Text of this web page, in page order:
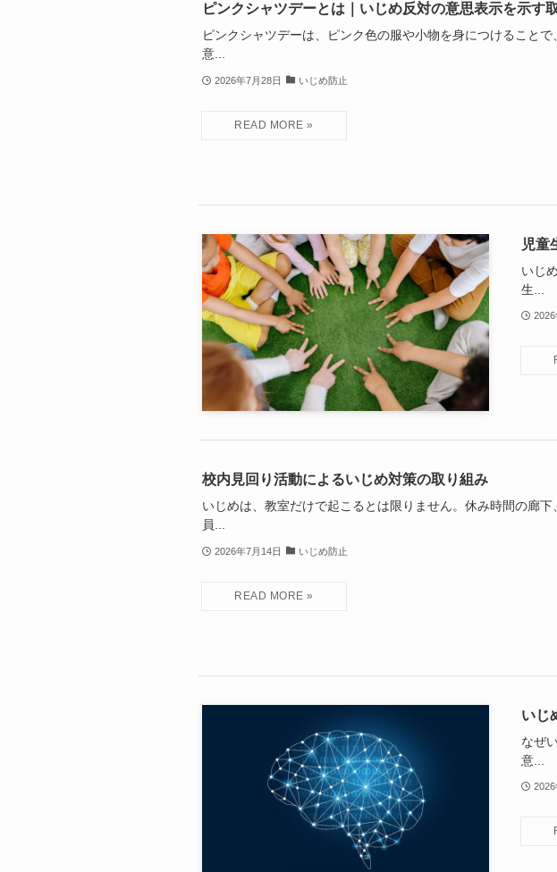
ピンクシャツデーとは｜いじめ反対の意思表示を示す
ピンクシャツデーは、ピンク色の服や小物を身につけることで
意...
2026年7月28日 いじめ防止
児童
いじ
生...
2026
校内見回り活動によるいじめ対策の取り組み
いじめは、教室だけで起こるとは限りません。休み時間の廊
員...
2026年7月14日 いじめ防止
いじ
なぜ
意...
2026